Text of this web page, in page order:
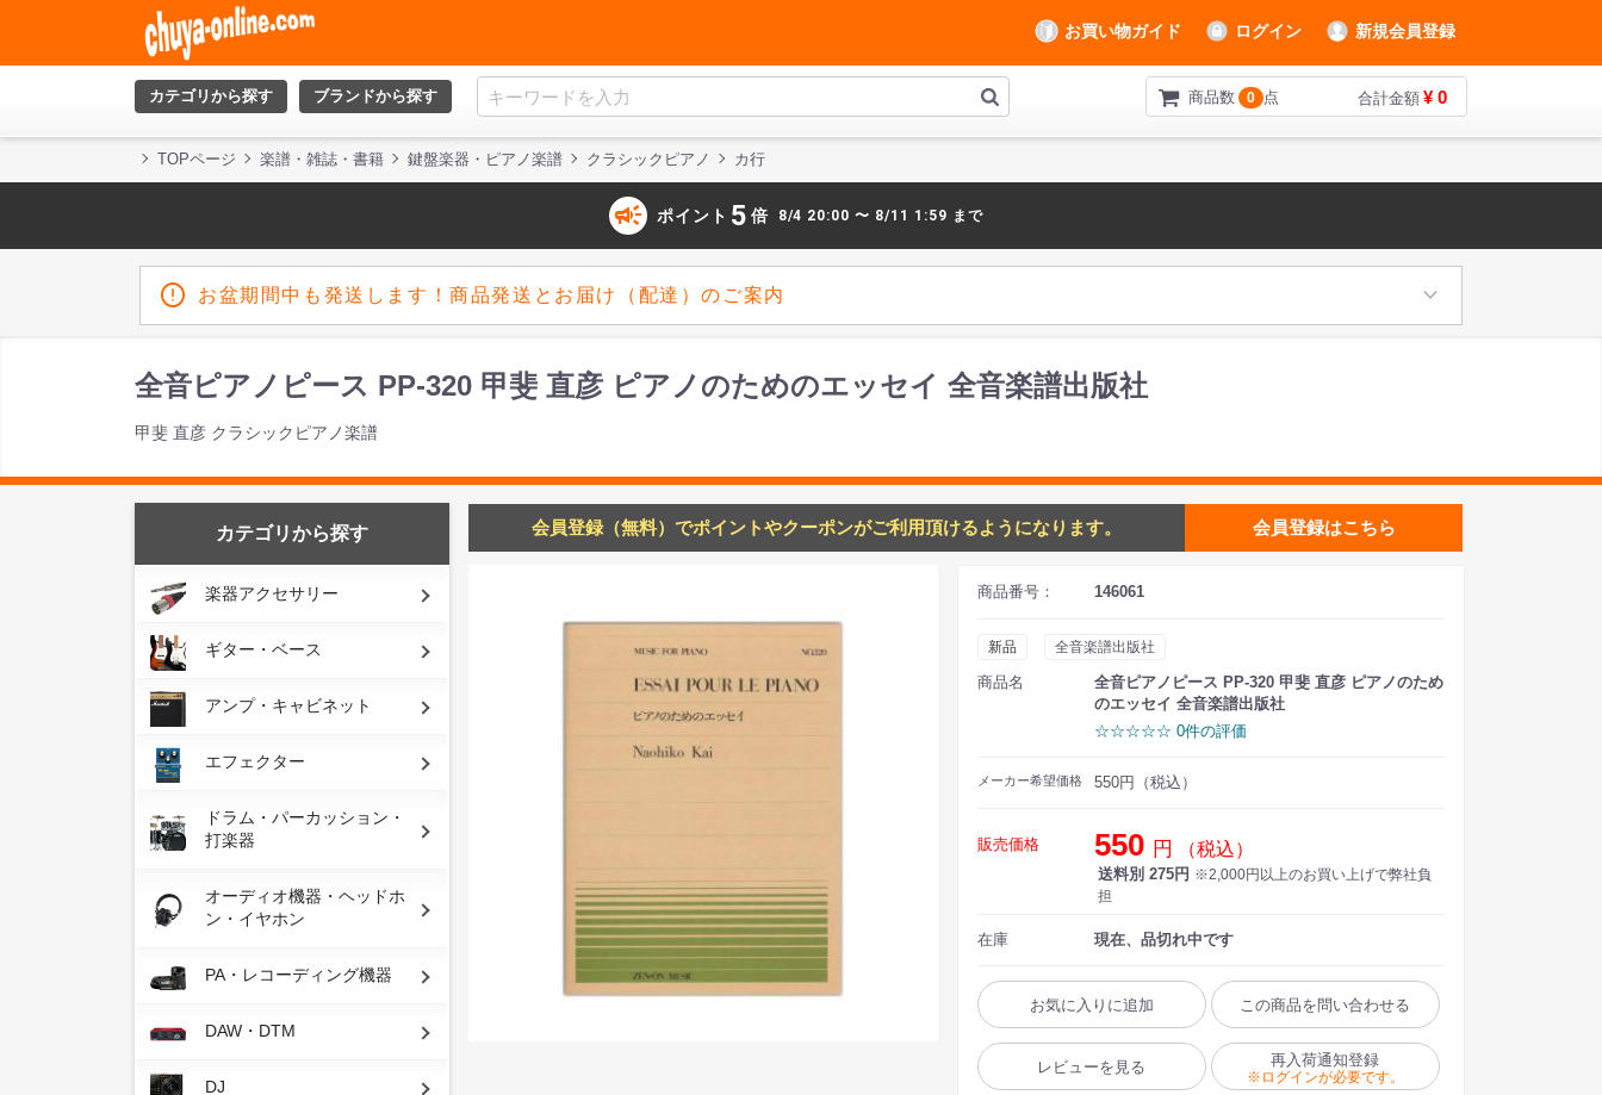
お買い物ガイド ログイン 新規会員登録
カテゴリから探す ブランドから探す 商品数 0 点 合計金額 ¥ 0
TOPページ 楽譜・雑誌・書籍 鍵盤楽器・ピアノ楽譜 クラシックピアノ カ行
campaign ポイント 5 倍 8/4 20:00 〜 8/11 1:59 まで
お盆期間中も発送します！商品発送とお届け（配達）のご案内
全音ピアノピース PP-320 甲斐 直彦 ピアノのためのエッセイ 全音楽譜出版社
甲斐 直彦 クラシックピアノ楽譜
カテゴリから探す
楽器アクセサリー
ギター・ベース
アンプ・キャビネット
エフェクター
ドラム・パーカッション・
打楽器
オーディオ機器・ヘッドホ
ン・イヤホン
PA・レコーディング機器
DAW・DTM
DJ
会員登録（無料）でポイントやクーポンがご利用頂けるようになります。 会員登録はこちら
商品番号： 146061
新品 全音楽譜出版社
商品名
全音ピアノピース PP-320 甲斐 直彦 ピアノのため
のエッセイ 全音楽譜出版社
☆☆☆☆☆ 0件の評価
メーカー希望価格 550円（税込）
販売価格 550 円 （税込）
送料別 275円 ※2,000円以上のお買い上げで弊社負
担
在庫 現在、品切れ中です
お気に入りに追加 この商品を問い合わせる
レビューを見る 再入荷通知登録
※ログインが必要です。